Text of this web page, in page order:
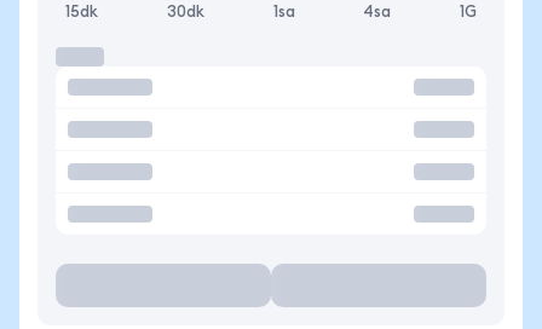
15dk 30dk 1sa 4sa 1G